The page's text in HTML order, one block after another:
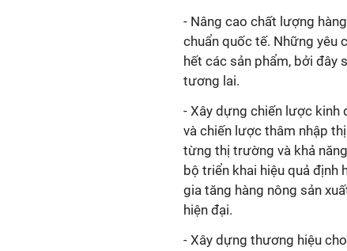
- Nâng cao chất lượng
chuẩn quốc tế. Những yêu
hết các sản phẩm, bởi đây
tương lai.
- Xây dựng chiến lược kinh
và chiến lược thâm nhập
từng thị trường và khả
bộ triển khai hiệu quả định
gia tăng hàng nông sản
hiện đại.
- Xây dựng thương hiệu